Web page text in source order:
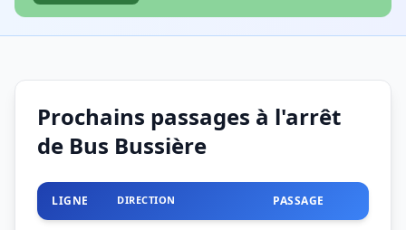
Prochains passages à l'arrêt
de Bus Bussière
LIGNE DIRECTION PASSAGE